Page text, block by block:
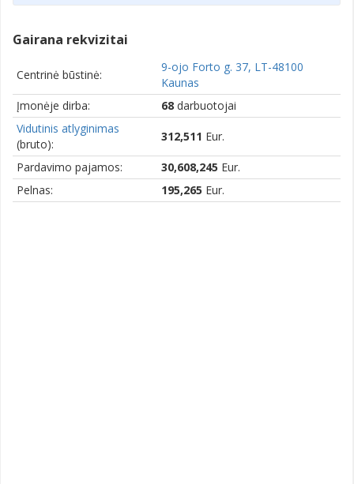
Gairana rekvizitai
Centrinė būstinė:
9-ojo Forto g. 37, LT-48100
Kaunas
Įmonėje dirba:
68 darbuotojai
Vidutinis atlyginimas
(bruto):
312,511 Eur.
Pardavimo pajamos: 30,608,245 Eur.
Pelnas:
195,265 Eur.